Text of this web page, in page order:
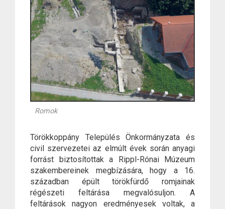
Romok
Törökkoppány Település Önkormányzata és
civil szervezetei az elmúlt évek során anyagi
forrást biztosítottak a Rippl-Rónai Múzeum
szakembereinek megbízására, hogy a 16.
században épült törökfürdő romjainak
régészeti feltárása megvalósuljon. A
feltárások nagyon eredményesek voltak, a